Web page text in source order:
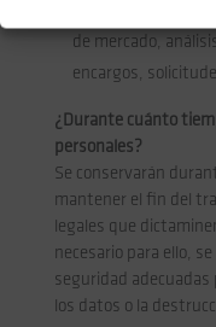
de mercado,
encargos,
¿Durante cuánto
personales?
Se conservarán
mantener el fin del
legales que
necesario para ello,
seguridad adecuadas
los datos o la